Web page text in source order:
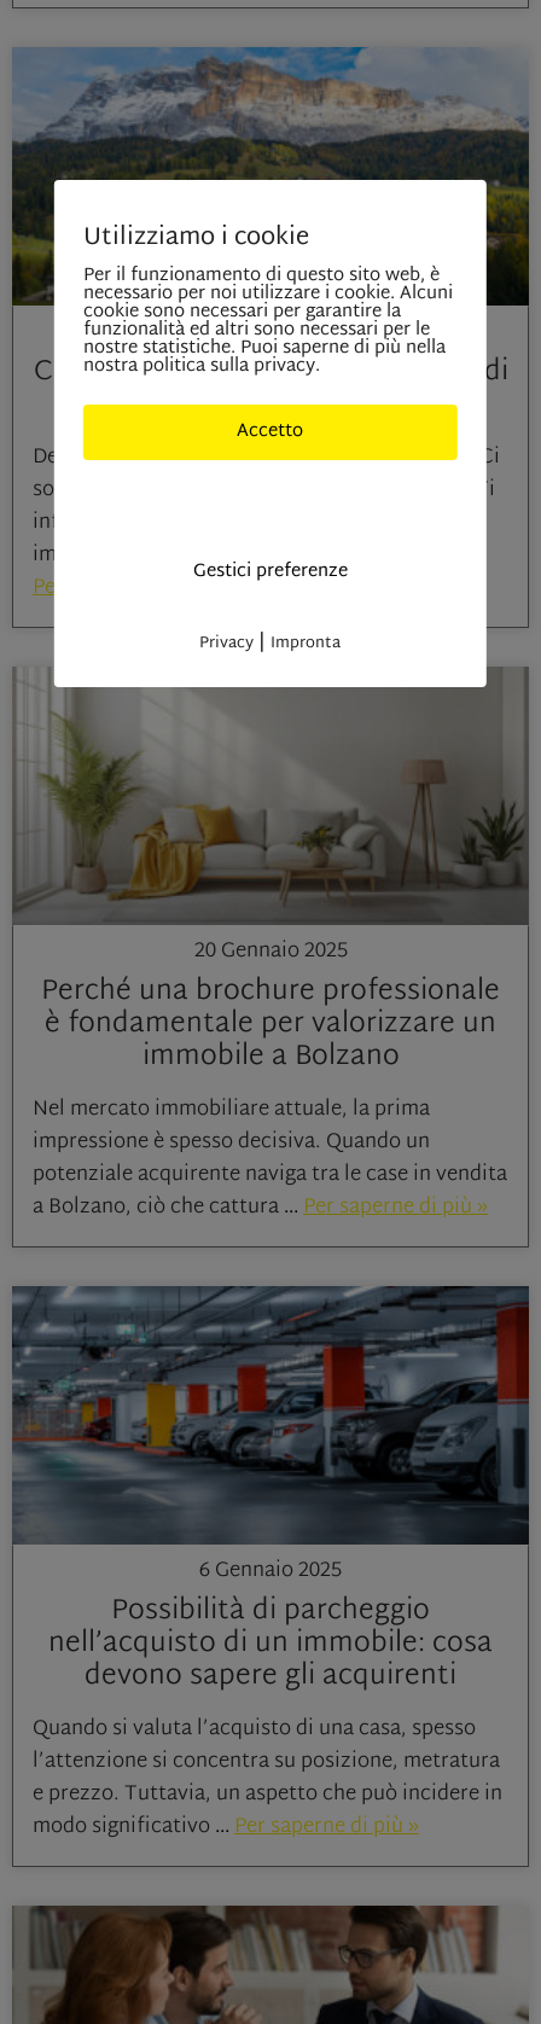
Cosa bisogna sapere sull’acquisto di
un immobile in Alto Adige
Desideri acquistare un immobile in Alto Adige? Ci
sono alcuni aspetti importanti da considerare. Ti
informiamo sulle particolarità dell’acquisto
immobiliare in Alto Adige e su
Per saperne di più »
4 Febbraio 2025
Perché una brochure professionale
è fondamentale per valorizzare un
immobile a Bolzano
Nel mercato immobiliare attuale, la prima
impressione è spesso decisiva. Quando un
potenziale acquirente naviga tra le case in vendita
a Bolzano, ciò che cattura
Per saperne di più »
20 Gennaio 2025
Possibilità di parcheggio
nell’acquisto di un immobile: cosa
devono sapere gli acquirenti
Quando si valuta l’acquisto di una casa, spesso
l’attenzione si concentra su posizione, metratura
e prezzo. Tuttavia, un aspetto che può incidere in
modo significativo
Per saperne di più »
6 Gennaio 2025
Utilizziamo i cookie
Per il funzionamento di questo sito web, è
necessario per noi utilizzare i cookie. Alcuni
cookie sono necessari per garantire la
funzionalità ed altri sono necessari per le
nostre statistiche. Puoi saperne di più nella
nostra politica sulla privacy.
Accetto
Gestici preferenze
Privacy | Impronta